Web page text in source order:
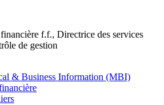
f.f., Directrice des services
de gestion
& Business Information (MBI)